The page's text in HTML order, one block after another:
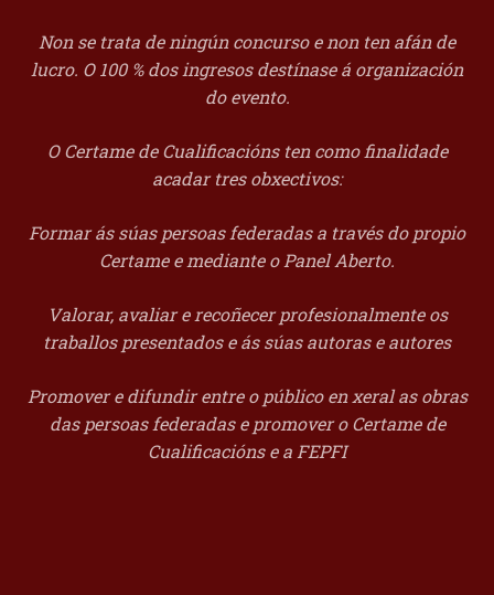
Non se trata de ningún concurso e non ten afán de
lucro. O 100 % dos ingresos destínase á organización
do evento.
O Certame de Cualificacións ten como finalidade
acadar tres obxectivos:
Formar ás súas persoas federadas a través do propio
Certame e mediante o Panel Aberto.
Valorar, avaliar e recoñecer profesionalmente os
traballos presentados e ás súas autoras e autores
Promover e difundir entre o público en xeral as obras
das persoas federadas e promover o Certame de
Cualificacións e a FEPFI